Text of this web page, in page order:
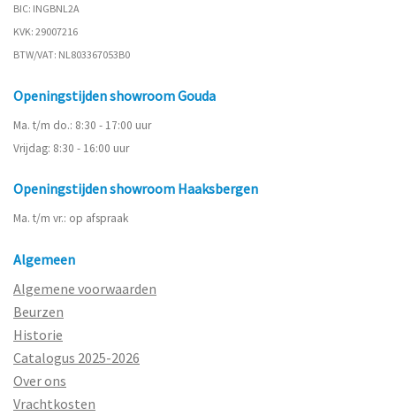
BIC: INGBNL2A
KVK: 29007216
BTW/VAT: NL803367053B0
Openingstijden showroom Gouda
Ma. t/m do.: 8:30 - 17:00 uur
Vrijdag: 8:30 - 16:00 uur
Openingstijden showroom Haaksbergen
Ma. t/m vr.: op afspraak
Algemeen
Algemene voorwaarden
Beurzen
Historie
Catalogus 2025-2026
Over ons
Vrachtkosten